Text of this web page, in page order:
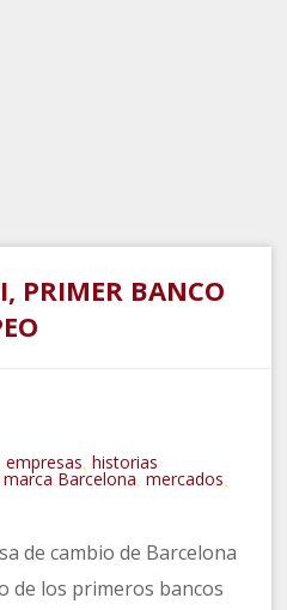
PRIMER BANCO
,empresas historias
,marca Barcelona ,mercados
de cambio de Barcelona
de los primeros bancos